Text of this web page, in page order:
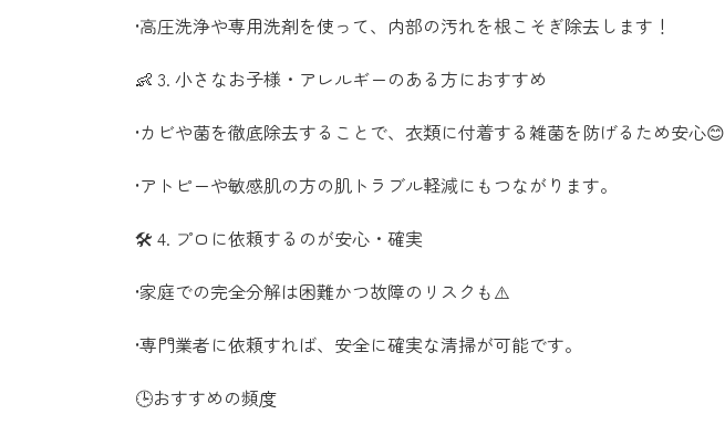
•高圧洗浄や専用洗剤を使って、内部の汚れを根こそぎ除去します！
👶 3. 小さなお子様・アレルギーのある方におすすめ
•カビや菌を徹底除去することで、衣類に付着する雑菌を防げるため安心😊
•アトピーや敏感肌の方の肌トラブル軽減にもつながります。
🛠 4. プロに依頼するのが安心・確実
•家庭での完全分解は困難かつ故障のリスクも⚠️
•専門業者に依頼すれば、安全に確実な清掃が可能です。
🕒おすすめの頻度